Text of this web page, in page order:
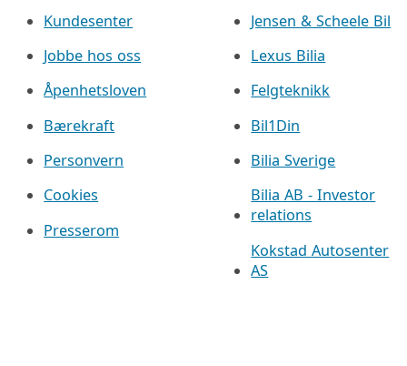
Kundesenter
Jobbe hos oss
Åpenhetsloven
Bærekraft
Personvern
Cookies
Presserom
Jensen & Scheele Bil
Lexus Bilia
Felgteknikk
Bil1Din
Bilia Sverige
Bilia AB - Investor
relations
Kokstad Autosenter
AS